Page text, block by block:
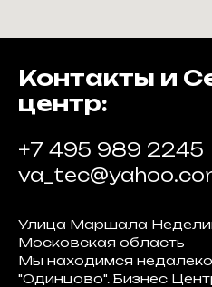
Контакты и
центр:
+7 495 989 2245
Улица Маршала
Московская область
Мы находимся
"Одинцово". Бизнес